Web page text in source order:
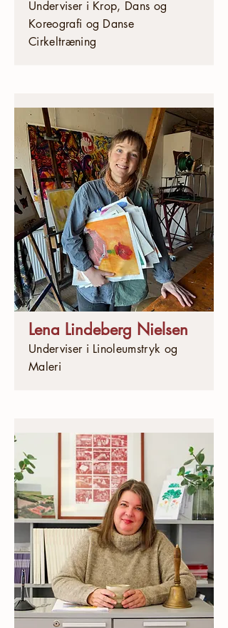
Underviser i Krop, Dans og
Koreografi og Danse
Cirkeltræning
Lena Lindeberg Nielsen
Underviser i Linoleumstryk og
Maleri